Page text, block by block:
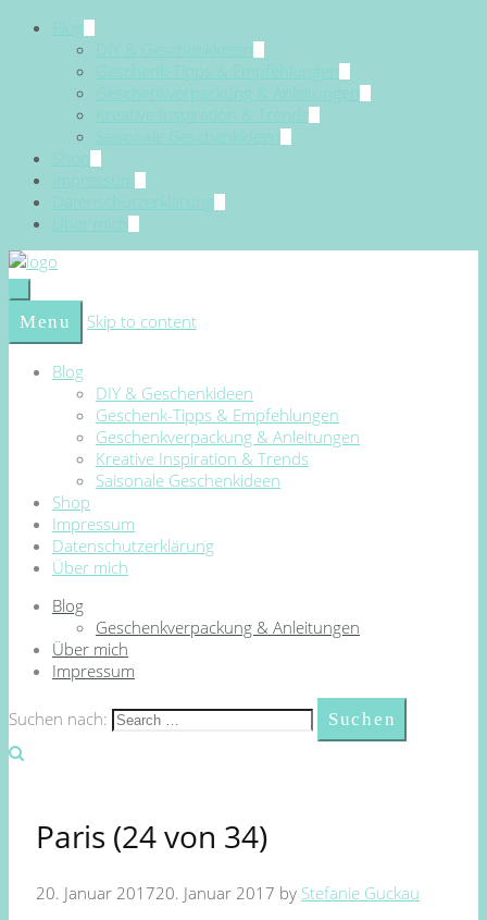
Blog
DIY & Geschenkideen
Geschenk-Tipps & Empfehlungen
Geschenkverpackung & Anleitungen
Kreative Inspiration & Trends
Saisonale Geschenkideen
Shop
Impressum
Datenschutzerklärung
Über mich
Menu Skip to content
Blog
DIY & Geschenkideen
Geschenk-Tipps & Empfehlungen
Geschenkverpackung & Anleitungen
Kreative Inspiration & Trends
Saisonale Geschenkideen
Shop
Impressum
Datenschutzerklärung
Über mich
Blog
Geschenkverpackung & Anleitungen
Über mich
Impressum
Suchen nach:
Paris (24 von 34)
20. Januar 201720. Januar 2017 by Stefanie Guckau